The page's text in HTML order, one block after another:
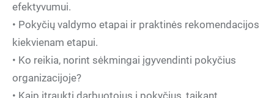
efektyvumui.
• Pokyčių valdymo etapai ir praktinės rekomendacijos
kiekvienam etapui.
• Ko reikia, norint sėkmingai įgyvendinti pokyčius
organizacijoje?
• Kaip įtraukti darbuotojus į pokyčius, taikant